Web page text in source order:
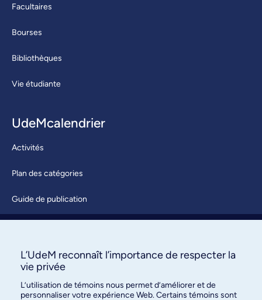
Facultaires
Bourses
Bibliothèques
Vie étudiante
UdeMcalendrier
Activités
Plan des catégories
Guide de publication
À propos / Nous joindre
L’UdeM reconnaît l’importance de respecter la
vie privée
L’utilisation de témoins nous permet d’améliorer et de
personnaliser votre expérience Web. Certains témoins sont